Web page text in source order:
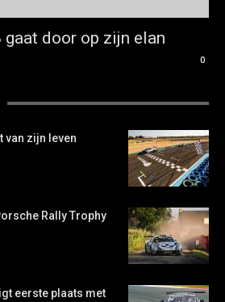
gaat door op zijn elan
0
van zijn leven
Rally Trophy
eerste plaats met